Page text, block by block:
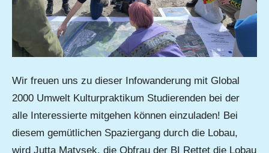
Wir freuen uns zu dieser Infowanderung mit Global
2000 Umwelt Kulturpraktikum Studierenden bei der
alle Interessierte mitgehen können einzuladen! Bei
diesem gemütlichen Spaziergang durch die Lobau,
wird Jutta Matysek, die Obfrau der BI Rettet die Lobau